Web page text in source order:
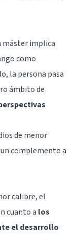
máster implica
como
la persona pasa
ámbito de
de menor
complemento a
calibre, el
cuanto a los
el desarrollo